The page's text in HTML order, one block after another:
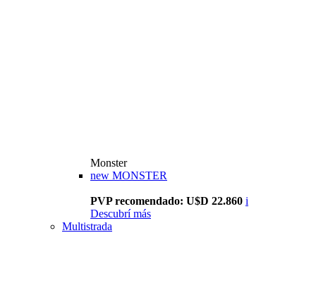
Monster
new MONSTER
PVP recomendado: U$D 22.860 i
Descubrí más
Multistrada